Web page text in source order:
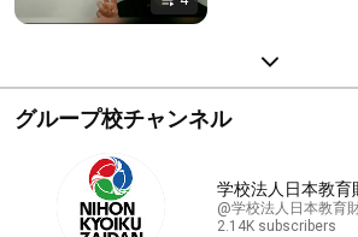
グループ校チャンネル
学校法人日本教育
@学校法人日本教育
2.14K subscribers